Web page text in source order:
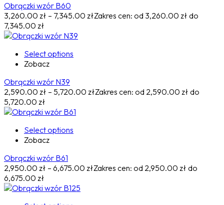
Obrączki wzór B60
3,260.00 zł – 7,345.00 złZakres cen: od 3,260.00 zł do
7,345.00 zł
Select options
Zobacz
Obrączki wzór N39
2,590.00 zł – 5,720.00 złZakres cen: od 2,590.00 zł do
5,720.00 zł
Select options
Zobacz
Obrączki wzór B61
2,950.00 zł – 6,675.00 złZakres cen: od 2,950.00 zł do
6,675.00 zł